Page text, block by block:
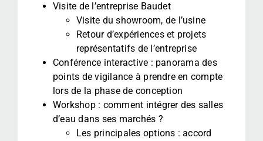
Visite de l’entreprise Baudet
Visite du showroom, de l’usine
Retour d’expériences et projets
représentatifs de l’entreprise
Conférence interactive : panorama des
points de vigilance à prendre en compte
lors de la phase de conception
Workshop : comment intégrer des salles
d’eau dans ses marchés ?
Les principales options : accord